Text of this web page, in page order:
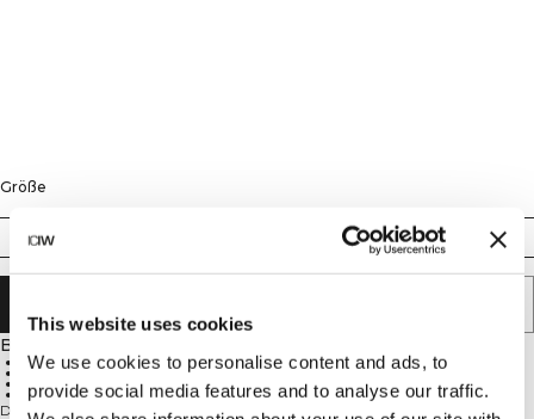
This website uses cookies
We use cookies to personalise content and ads, to
provide social media features and to analyse our traffic.
Größe
XS XL XXL
Beschreibung
90% Polyamid, 10% Elastan
Nahtlose Konstruktion
Zwei-Wege-Reißverschluss
Taillierte Passform
Die Sculpt Seamless 2-Way Zip LS ist für alle konzipiert, die bei ihrer